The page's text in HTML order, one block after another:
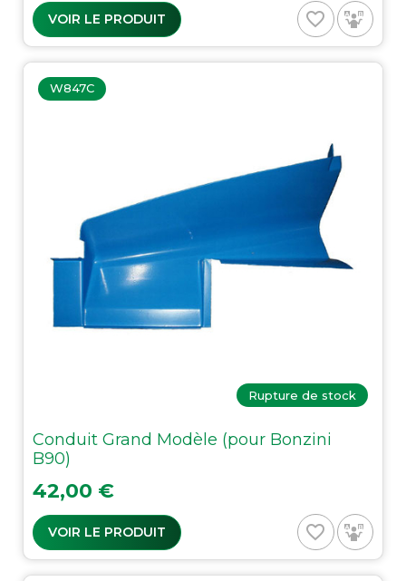
VOIR LE PRODUIT favorite_border
W847C
Rupture de stock
Conduit Grand Modèle (pour Bonzini
B90)
Prix
42,00 €
VOIR LE PRODUIT favorite_border